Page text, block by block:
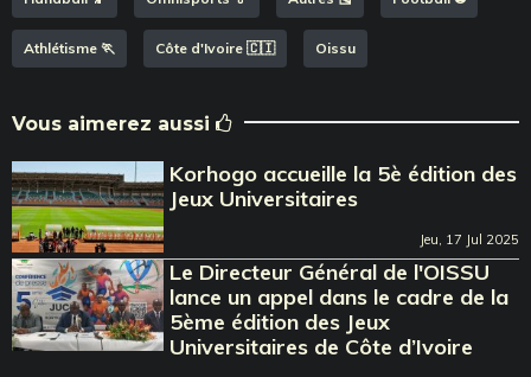
Athlétisme 🏃 Côte d'Ivoire 🇨🇮 Oissu
Vous aimerez aussi
Korhogo accueille la 5è édition des
Jeux Universitaires
Jeu, 17 Jul 2025
Le Directeur Général de l'OISSU
lance un appel dans le cadre de la
5ème édition des Jeux
Universitaires de Côte d’Ivoire